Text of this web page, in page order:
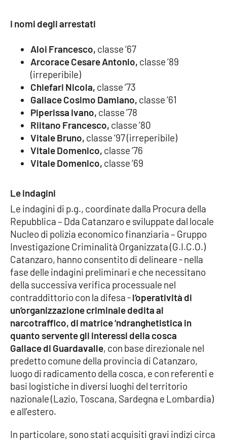
Lacitymag.it
Lacapitalenews.it
Ilreggino.it
Cosenzachannel.it
Ilvibonese.it
Catanzarochannel.it
APP
Android
Apple
I nomi degli arrestati
Aloi Francesco, classe ‘67
Arcorace Cesare Antonio, classe ‘89
(irreperibile)
Chiefari Nicola, classe ‘73
Gallace Cosimo Damiano, classe ‘61
Piperissa Ivano, classe ’78
Riitano Francesco, classe ’80
Vitale Bruno, classe ‘97 (irreperibile)
Vitale Domenico, classe ‘76
Vitale Domenico, classe ‘69
Le indagini
Le indagini di p.g., coordinate dalla Procura della
Repubblica – Dda Catanzaro e sviluppate dal locale
Nucleo di polizia economico finanziaria – Gruppo
Investigazione Criminalità Organizzata (G.I.C.O.)
Catanzaro, hanno consentito di delineare - nella
fase delle indagini preliminari e che necessitano
della successiva verifica processuale nel
contraddittorio con la difesa -l’operatività di
un’organizzazione criminale dedita al
narcotraffico, di matrice ‘ndranghetistica in
quanto servente gli interessi della cosca
Gallace di Guardavalle, con base direzionale nel
predetto comune della provincia di Catanzaro,
luogo di radicamento della cosca, e con referenti e
basi logistiche in diversi luoghi del territorio
nazionale (Lazio, Toscana, Sardegna e Lombardia)
e all’estero.
In particolare, sono stati acquisiti gravi indizi circa